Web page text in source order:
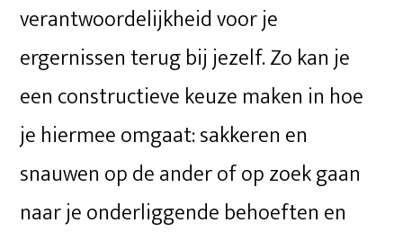
verantwoordelijkheid voor je
ergernissen terug bij jezelf. Zo kan je
een constructieve keuze maken in hoe
je hiermee omgaat: sakkeren en
snauwen op de ander of op zoek gaan
naar je onderliggende behoeften en